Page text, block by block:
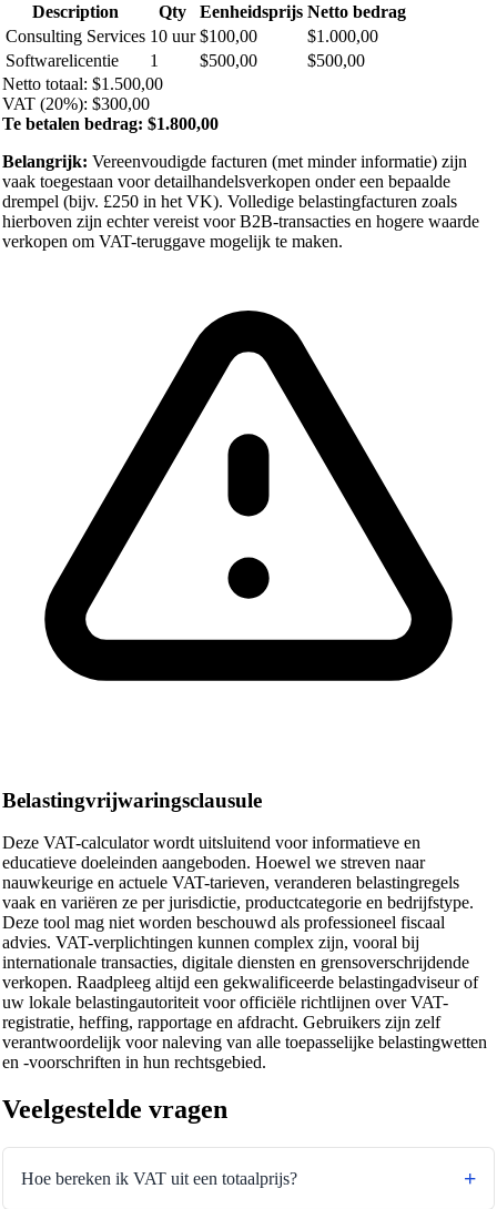
Description
Qty Eenheidsprijs Netto bedrag
Consulting Services 10 uur $100,00
$1.000,00
Softwarelicentie
1 $500,00
$500,00
Netto totaal: $1.500,00
VAT (20%): $300,00
Te betalen bedrag: $1.800,00
Belangrijk: Vereenvoudigde facturen (met minder informatie) zijn
vaak toegestaan voor detailhandelsverkopen onder een bepaalde
drempel (bijv. £250 in het VK). Volledige belastingfacturen zoals
hierboven zijn echter vereist voor B2B-transacties en hogere waarde
verkopen om VAT-teruggave mogelijk te maken.
Belastingvrijwaringsclausule
Deze VAT-calculator wordt uitsluitend voor informatieve en
educatieve doeleinden aangeboden. Hoewel we streven naar
nauwkeurige en actuele VAT-tarieven, veranderen belastingregels
vaak en variëren ze per jurisdictie, productcategorie en bedrijfstype.
Deze tool mag niet worden beschouwd als professioneel fiscaal
advies. VAT-verplichtingen kunnen complex zijn, vooral bij
internationale transacties, digitale diensten en grensoverschrijdende
verkopen. Raadpleeg altijd een gekwalificeerde belastingadviseur of
uw lokale belastingautoriteit voor officiële richtlijnen over VAT-
registratie, heffing, rapportage en afdracht. Gebruikers zijn zelf
verantwoordelijk voor naleving van alle toepasselijke belastingwetten
en -voorschriften in hun rechtsgebied.
Veelgestelde vragen
Hoe bereken ik VAT uit een totaalprijs?